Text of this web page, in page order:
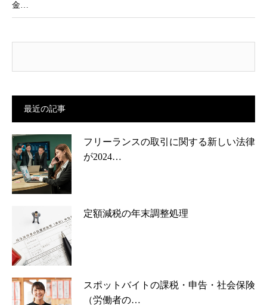
金…
最近の記事
フリーランスの取引に関する新しい法律
が2024…
定額減税の年末調整処理
スポットバイトの課税・申告・社会保険
（労働者の…